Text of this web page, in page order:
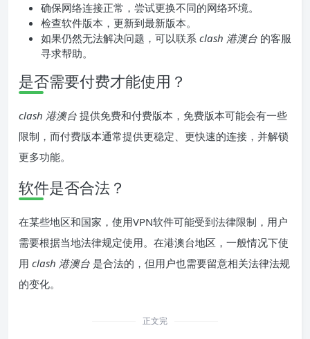
确保网络连接正常，尝试更换不同的网络环境。
检查软件版本，更新到最新版本。
如果仍然无法解决问题，可以联系 clash 港澳台 的客服
寻求帮助。
是否需要付费才能使用？
clash 港澳台 提供免费和付费版本，免费版本可能会有一些
限制，而付费版本通常提供更稳定、更快速的连接，并解锁
更多功能。
软件是否合法？
在某些地区和国家，使用VPN软件可能受到法律限制，用户
需要根据当地法律规定使用。在港澳台地区，一般情况下使
用 clash 港澳台 是合法的，但用户也需要留意相关法律法规
的变化。
正文完